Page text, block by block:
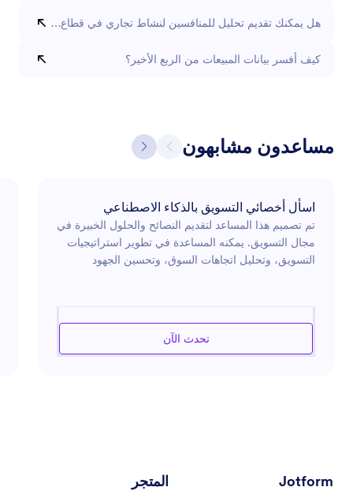
هل يمكنك تقديم تحليل للمنافسين لنشاط تجاري في قطاع التجزئة؟
كيف أفسر بيانات المبيعات من الربع الأخير؟
مساعدون مشابهون
اسأل أخصائي التسويق بالذكاء الاصطناعي
تم تصميم هذا المساعد لتقديم النصائح والحلول الخبيرة في
مجال التسويق. يمكنه المساعدة في تطوير استراتيجيات
التسويق، وتحليل اتجاهات السوق، وتحسين الجهود
المساعد مجهز لإرشادك عبر تعقيدات تحديات التسويق
الحديثة. يستفيد من رؤى الصناعة لتقديم توصيات محددة
تحدث الآن
Jotform المتجر